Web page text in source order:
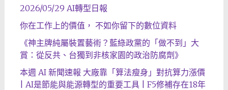
2026/05/29 AI轉型日報
你在工作上的價值， 不如你留下的數位資料
《神主牌純屬裝置藝術？藍綠政黨的「做不到」大
賞：從反共、台獨到非核家園的政治防腐劑》
本週 AI 新聞速報 大廠靠「算法瘦身」對抗算力漲價
| AI是節能與能源轉型的重要工具 | F5修補存在18年